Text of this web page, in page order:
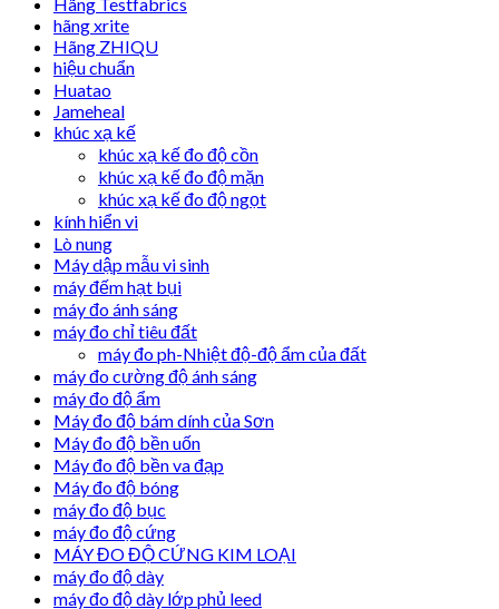
Hãng Testfabrics
hãng xrite
Hãng ZHIQU
hiệu chuẩn
Huatao
Jameheal
khúc xạ kế
khúc xạ kế đo độ cồn
khúc xạ kế đo độ mặn
khúc xạ kế đo độ ngọt
kính hiển vi
Lò nung
Máy dập mẫu vi sinh
máy đếm hạt bụi
máy đo ánh sáng
máy đo chỉ tiêu đất
máy đo ph-Nhiệt độ-độ ẩm của đất
máy đo cường độ ánh sáng
máy đo độ ẩm
Máy đo độ bám dính của Sơn
Máy đo độ bền uốn
Máy đo độ bền va đạp
Máy đo độ bóng
máy đo độ bục
máy đo độ cứng
MÁY ĐO ĐỘ CỨNG KIM LOẠI
máy đo độ dày
máy đo độ dày lớp phủ leed